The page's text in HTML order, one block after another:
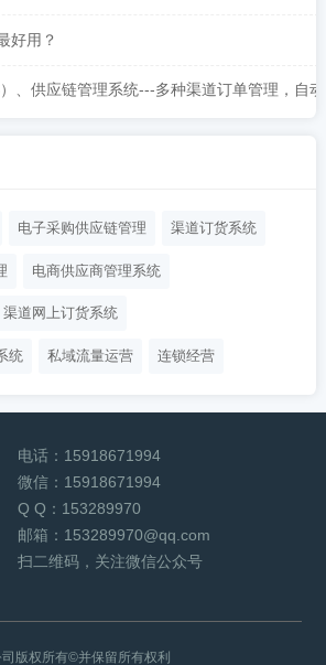
好用？
供应链管理系统---多种渠道订单管理，自动化
电子采购供应链管理 渠道订货系统
电商供应商管理系统
渠道网上订货系统
统 私域流量运营 连锁经营
电话： 15918671994
微信： 15918671994
Q Q： 153289970
邮箱： 153289970@qq.com
扫二维码，关注微信公众号
版权所有©并保留所有权利